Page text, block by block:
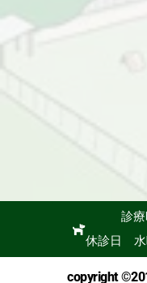
診
休診
copyright